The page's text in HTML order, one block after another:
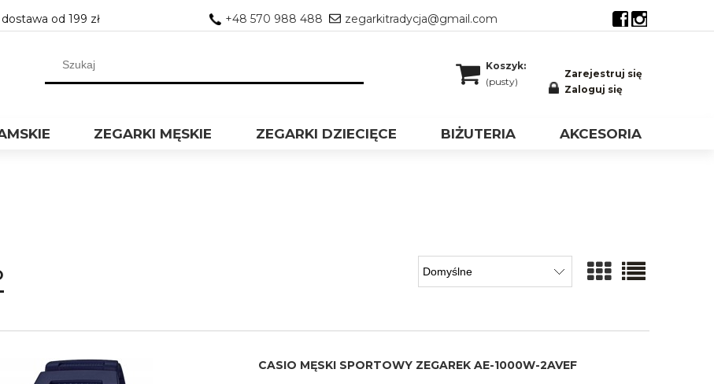
od 199 zł +48 570 988 488 zegarkitradycja@gmail.com FB Insta
Zarejestruj się
Zaloguj się
Koszyk:
(pusty)
ZEGARKI MĘSKIE ZEGARKI DZIECIĘCE BIŻUTERIA AKCESORIA
CASIO MĘSKI SPORTOWY ZEGAREK AE-1000W-2AVEF